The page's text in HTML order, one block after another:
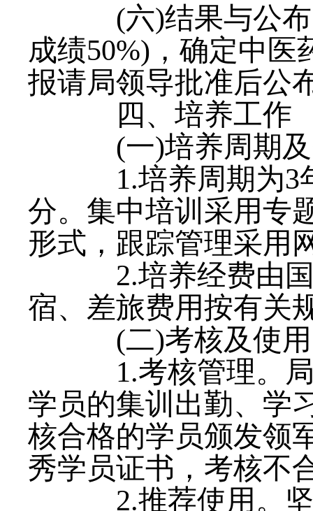
(六)结果与公
成绩50%)，确定中
报请局领导批准后公
四、培养工作
(一)培养周期
1.培养周期为3
分。集中培训采用专
形式，跟踪管理采用
2.培养经费由国
宿、差旅费用按有关
(二)考核及使
1.考核管理。局
学员的集训出勤、学
核合格的学员颁发领
秀学员证书，考核不
2.推荐使用。坚